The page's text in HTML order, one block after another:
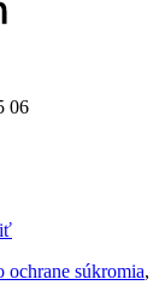
06
ochrane súkromia,